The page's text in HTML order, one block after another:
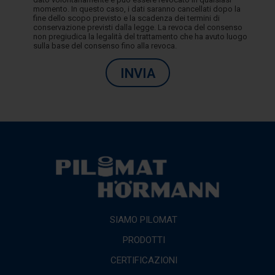
momento. In questo caso, i dati saranno cancellati dopo la
fine dello scopo previsto e la scadenza dei termini di
conservazione previsti dalla legge. La revoca del consenso
non pregiudica la legalità del trattamento che ha avuto luogo
sulla base del consenso fino alla revoca.
INVIA
SIAMO PILOMAT
PRODOTTI
CERTIFICAZIONI